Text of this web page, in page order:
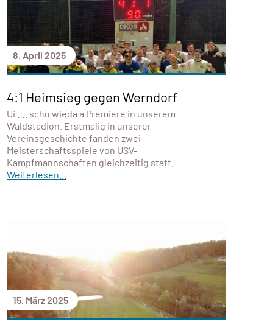
8. April 2025
4:1 Heimsieg gegen Werndorf
Ui …. schu wieda a Premiere in unserem
Waldstadion. Erstmalig in unserer
Vereinsgeschichte fanden zwei
Meisterschaftsspiele von USV-
Kampfmannschaften gleichzeitig statt.
Weiterlesen...
15. März 2025